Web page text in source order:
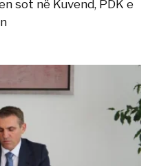
sot në Kuvend, PDK e